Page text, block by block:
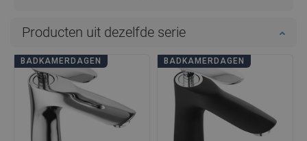
Producten uit dezelfde serie
BADKAMERDAGEN BADKAMERDAGEN